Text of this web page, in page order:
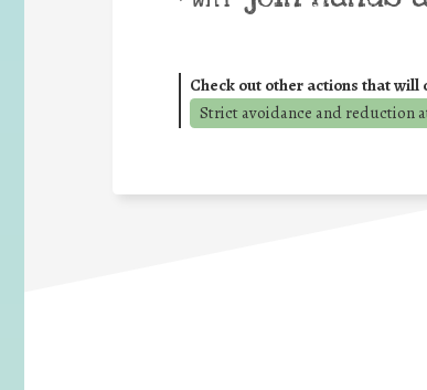
Check out other actions that will
Strict avoidance and reduction